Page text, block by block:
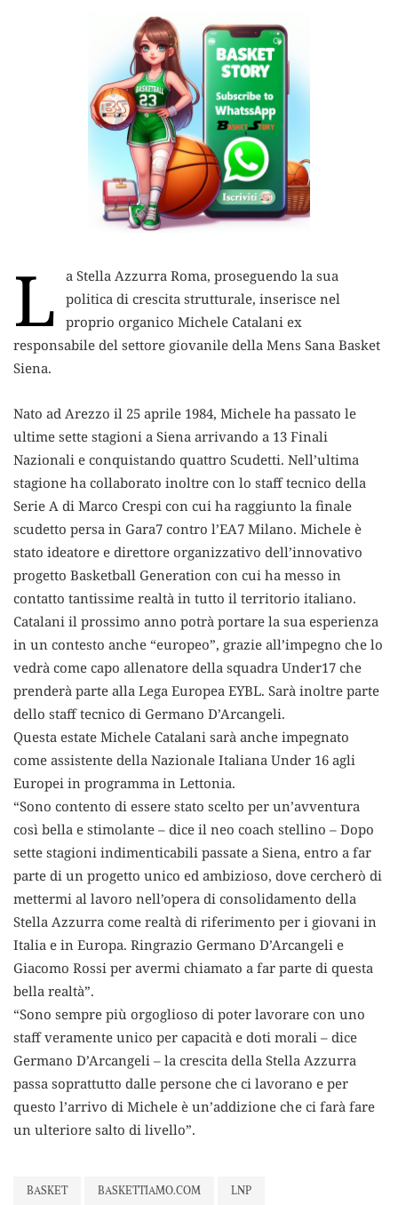
L
a Stella Azzurra Roma, proseguendo la sua
politica di crescita strutturale, inserisce nel
proprio organico Michele Catalani ex
responsabile del settore giovanile della Mens Sana Basket
Siena.
Nato ad Arezzo il 25 aprile 1984, Michele ha passato le
ultime sette stagioni a Siena arrivando a 13 Finali
Nazionali e conquistando quattro Scudetti. Nell’ultima
stagione ha collaborato inoltre con lo staff tecnico della
Serie A di Marco Crespi con cui ha raggiunto la finale
scudetto persa in Gara7 contro l’EA7 Milano. Michele è
stato ideatore e direttore organizzativo dell’innovativo
progetto Basketball Generation con cui ha messo in
contatto tantissime realtà in tutto il territorio italiano.
Catalani il prossimo anno potrà portare la sua esperienza
in un contesto anche “europeo”, grazie all’impegno che lo
vedrà come capo allenatore della squadra Under17 che
prenderà parte alla Lega Europea EYBL. Sarà inoltre parte
dello staff tecnico di Germano D’Arcangeli.
Questa estate Michele Catalani sarà anche impegnato
come assistente della Nazionale Italiana Under 16 agli
Europei in programma in Lettonia.
“Sono contento di essere stato scelto per un’avventura
così bella e stimolante – dice il neo coach stellino – Dopo
sette stagioni indimenticabili passate a Siena, entro a far
parte di un progetto unico ed ambizioso, dove cercherò di
mettermi al lavoro nell’opera di consolidamento della
Stella Azzurra come realtà di riferimento per i giovani in
Italia e in Europa. Ringrazio Germano D’Arcangeli e
Giacomo Rossi per avermi chiamato a far parte di questa
bella realtà”.
“Sono sempre più orgoglioso di poter lavorare con uno
staff veramente unico per capacità e doti morali – dice
Germano D’Arcangeli – la crescita della Stella Azzurra
passa soprattutto dalle persone che ci lavorano e per
questo l’arrivo di Michele è un’addizione che ci farà fare
un ulteriore salto di livello”.
BASKET BASKETTIAMO.COM LNP